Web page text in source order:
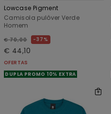
Lowcase Pigment
Camisola pulôver Verde
Homem
€ 70,00 37%
€ 44,10
OFERTAS
DUPLA PROMO 10% EXTRA